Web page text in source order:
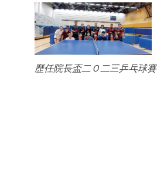
歷任院長盃二Ｏ二三乒乓球賽